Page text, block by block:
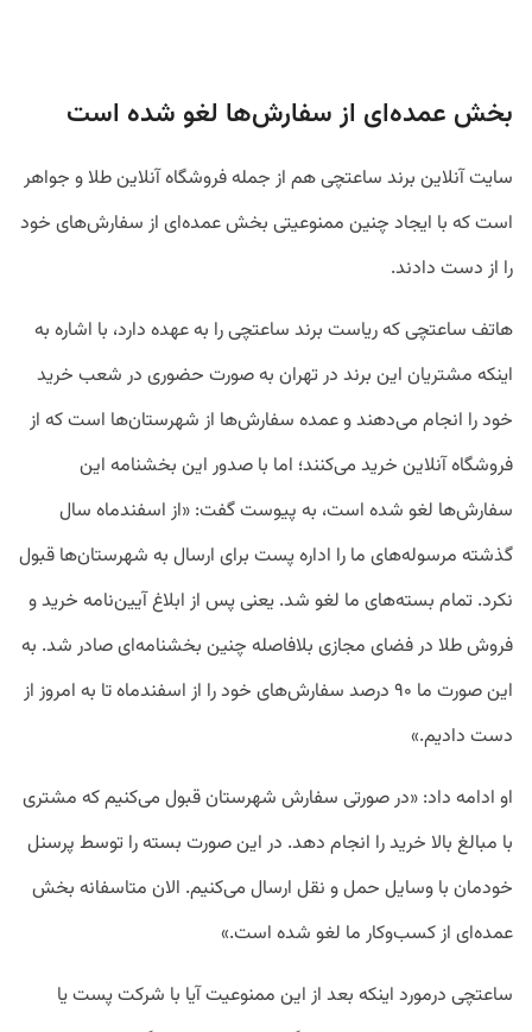
بخش عمده‌ای از سفارش‌ها لغو شده است
سایت آنلاین برند ساعتچی هم از جمله فروشگاه آنلاین طلا و جواهر
است که با ایجاد چنین ممنوعیتی بخش عمده‌ای از سفارش‌های خود
را از دست دادند.
هاتف ساعتچی که ریاست برند ساعتچی را به عهده دارد، با اشاره به
اینکه مشتریان این برند در تهران به صورت حضوری در شعب خرید
خود را انجام می‌دهند و عمده سفارش‌ها از شهرستان‌ها است که از
فروشگاه آنلاین خرید می‌کنند؛ اما با صدور این بخشنامه این
سفارش‌ها لغو شده است، به پیوست گفت: «از اسفندماه سال
گذشته مرسوله‌های ما را اداره پست برای ارسال به شهرستان‌ها قبول
نکرد. تمام بسته‌های ما لغو شد. یعنی پس از ابلاغ آیین‌نامه خرید و
فروش طلا در فضای مجازی بلافاصله چنین بخشنامه‌ای صادر شد. به
این صورت ما ۹۰ درصد سفارش‌های خود را از اسفندماه تا به امروز از
دست دادیم.»
او ادامه داد: «در صورتی سفارش شهرستان قبول می‌کنیم که مشتری
با مبالغ بالا خرید را انجام دهد. در این صورت بسته را توسط پرسنل
خودمان با وسایل حمل و نقل ارسال می‌کنیم. الان متاسفانه بخش
عمده‌ای از کسب‌وکار ما لغو شده است.»
ساعتچی درمورد اینکه بعد از این ممنوعیت آیا با شرکت پست یا